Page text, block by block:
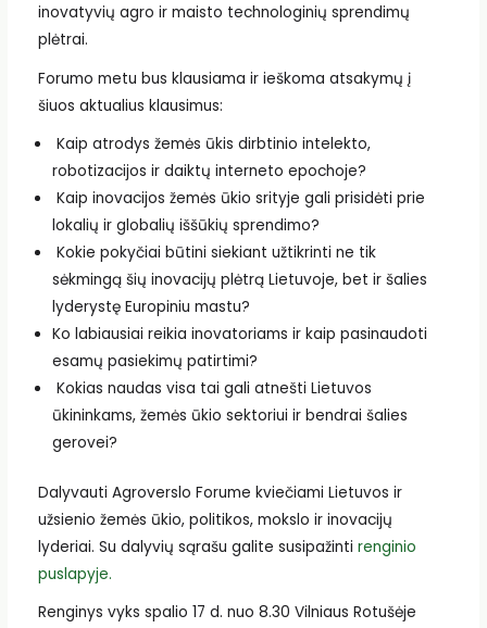
inovatyvių agro ir maisto technologinių sprendimų
plėtrai.
Forumo metu bus klausiama ir ieškoma atsakymų į
šiuos aktualius klausimus:
Kaip atrodys žemės ūkis dirbtinio intelekto,
robotizacijos ir daiktų interneto epochoje?
Kaip inovacijos žemės ūkio srityje gali prisidėti prie
lokalių ir globalių iššūkių sprendimo?
Kokie pokyčiai būtini siekiant užtikrinti ne tik
sėkmingą šių inovacijų plėtrą Lietuvoje, bet ir šalies
lyderystę Europiniu mastu?
Ko labiausiai reikia inovatoriams ir kaip pasinaudoti
esamų pasiekimų patirtimi?
Kokias naudas visa tai gali atnešti Lietuvos
ūkininkams, žemės ūkio sektoriui ir bendrai šalies
gerovei?
Dalyvauti Agroverslo Forume kviečiami Lietuvos ir
užsienio žemės ūkio, politikos, mokslo ir inovacijų
lyderiai. Su dalyvių sąrašu galite susipažinti renginio
puslapyje.
Renginys vyks spalio 17 d. nuo 8.30 Vilniaus Rotušėje